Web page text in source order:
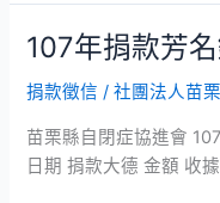
107年捐款芳
捐款徵信 /社團法人苗
苗栗縣自閉症協進會
日期 捐款大德 金額 收
107
捐
款
芳